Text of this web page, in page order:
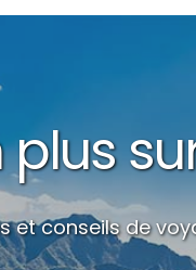
et conseils de